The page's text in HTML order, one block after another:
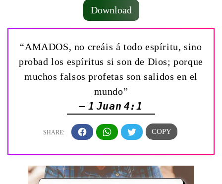
Download
“AMADOS, no creáis á todo espíritu, sino
probad los espíritus si son de Dios; porque
muchos falsos profetas son salidos en el
mundo”
— 1 Juan 4:1